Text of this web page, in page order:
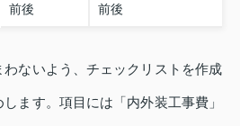
前後
前後
ないよう、チェックリストを作成
ます。項目には「内外装工事費」